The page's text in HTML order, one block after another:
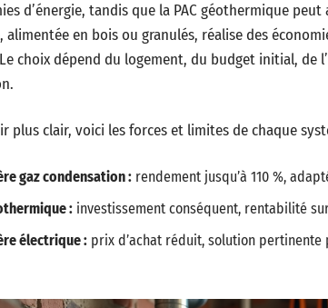
d’énergie, tandis que la PAC géothermique
alimentée en bois ou granulés, réalise des
choix dépend du logement, du budget initial, de
plus clair, voici les forces et limites de chaque
gaz condensation : rendement jusqu’à 110 %,
: investissement conséquent, rentabilité
électrique : prix d’achat réduit, solution